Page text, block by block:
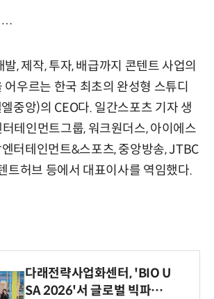
…
, 제작, 투자, 배급까지 콘텐트 사업의
어우르는 한국 최초의 완성형 스튜디
중앙)의 CEO다. 일간스포츠 기자 생
테인먼트그룹, 워크원더스, 아이에스
터테인먼트&스포츠, 중앙방송, JTBC
트허브 등에서 대표이사를 역임했다.
다래전략사업화센터, 'BIO U
SA 2026'서 글로벌 빅파마